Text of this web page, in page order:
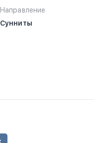
Направление
Сунниты